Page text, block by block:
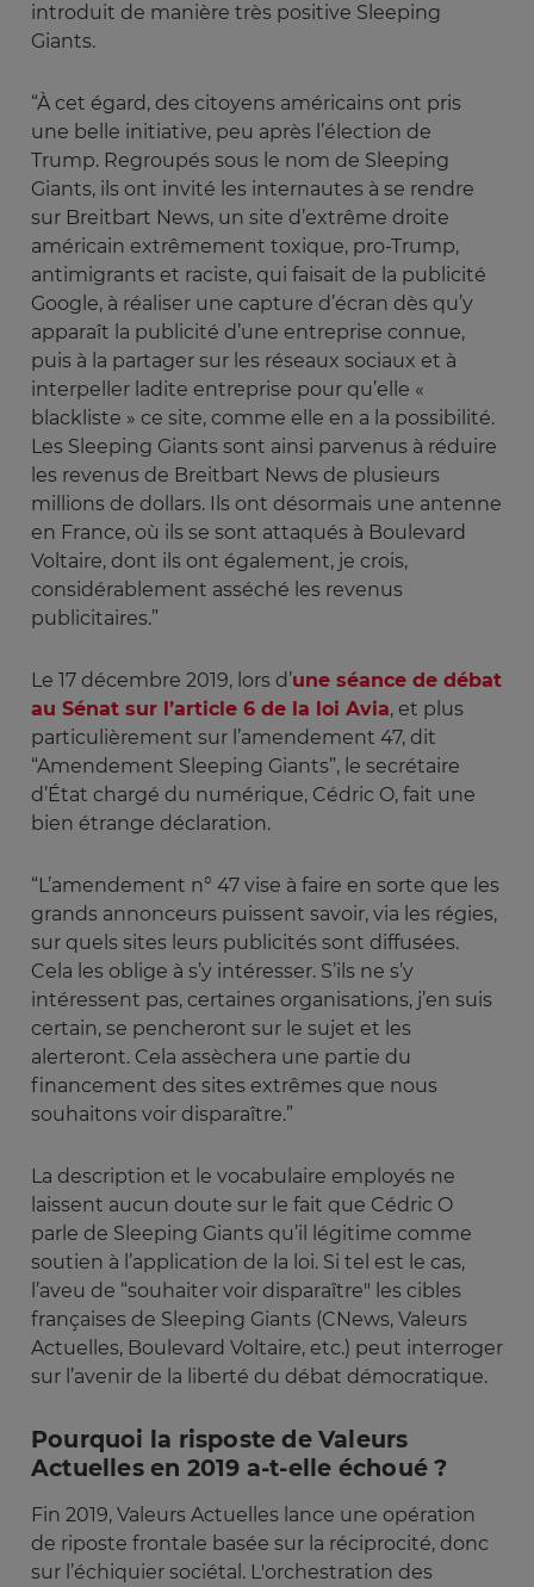
introduit de manière très positive Sleeping
Giants.
“À cet égard, des citoyens américains ont pris
une belle initiative, peu après l’élection de
Trump. Regroupés sous le nom de Sleeping
Giants, ils ont invité les internautes à se rendre
sur Breitbart News, un site d’extrême droite
américain extrêmement toxique, pro-Trump,
antimigrants et raciste, qui faisait de la publicité
Google, à réaliser une capture d’écran dès qu’y
apparaît la publicité d’une entreprise connue,
puis à la partager sur les réseaux sociaux et à
interpeller ladite entreprise pour qu’elle «
blackliste » ce site, comme elle en a la possibilité.
Les Sleeping Giants sont ainsi parvenus à réduire
les revenus de Breitbart News de plusieurs
millions de dollars. Ils ont désormais une antenne
en France, où ils se sont attaqués à Boulevard
Voltaire, dont ils ont également, je crois,
considérablement asséché les revenus
publicitaires.”
Le 17 décembre 2019, lors d’une séance de débat
au Sénat sur l’article 6 de la loi Avia, et plus
particulièrement sur l’amendement 47, dit
“Amendement Sleeping Giants”, le secrétaire
d’État chargé du numérique, Cédric O, fait une
bien étrange déclaration.
“L’amendement n° 47 vise à faire en sorte que les
grands annonceurs puissent savoir, via les régies,
sur quels sites leurs publicités sont diffusées.
Cela les oblige à s’y intéresser. S’ils ne s’y
intéressent pas, certaines organisations, j’en suis
certain, se pencheront sur le sujet et les
alerteront. Cela assèchera une partie du
financement des sites extrêmes que nous
souhaitons voir disparaître.”
La description et le vocabulaire employés ne
laissent aucun doute sur le fait que Cédric O
parle de Sleeping Giants qu’il légitime comme
soutien à l’application de la loi. Si tel est le cas,
l’aveu de “souhaiter voir disparaître" les cibles
françaises de Sleeping Giants (CNews, Valeurs
Actuelles, Boulevard Voltaire, etc.) peut interroger
sur l’avenir de la liberté du débat démocratique.
Pourquoi la risposte de Valeurs
Actuelles en 2019 a-t-elle échoué ?
Fin 2019, Valeurs Actuelles lance une opération
de riposte frontale basée sur la réciprocité, donc
sur l’échiquier sociétal. L'orchestration des